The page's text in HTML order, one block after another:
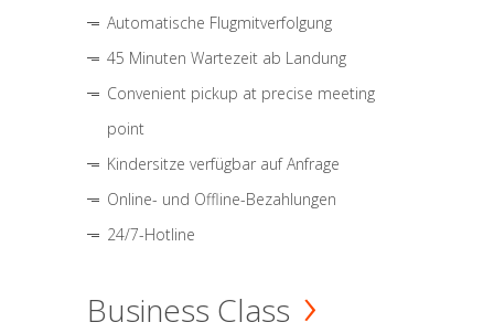
Automatische Flugmitverfolgung
45 Minuten Wartezeit ab Landung
Convenient pickup at precise meeting
point
Kindersitze verfügbar auf Anfrage
Online- und Offline-Bezahlungen
24/7-Hotline
Business Class